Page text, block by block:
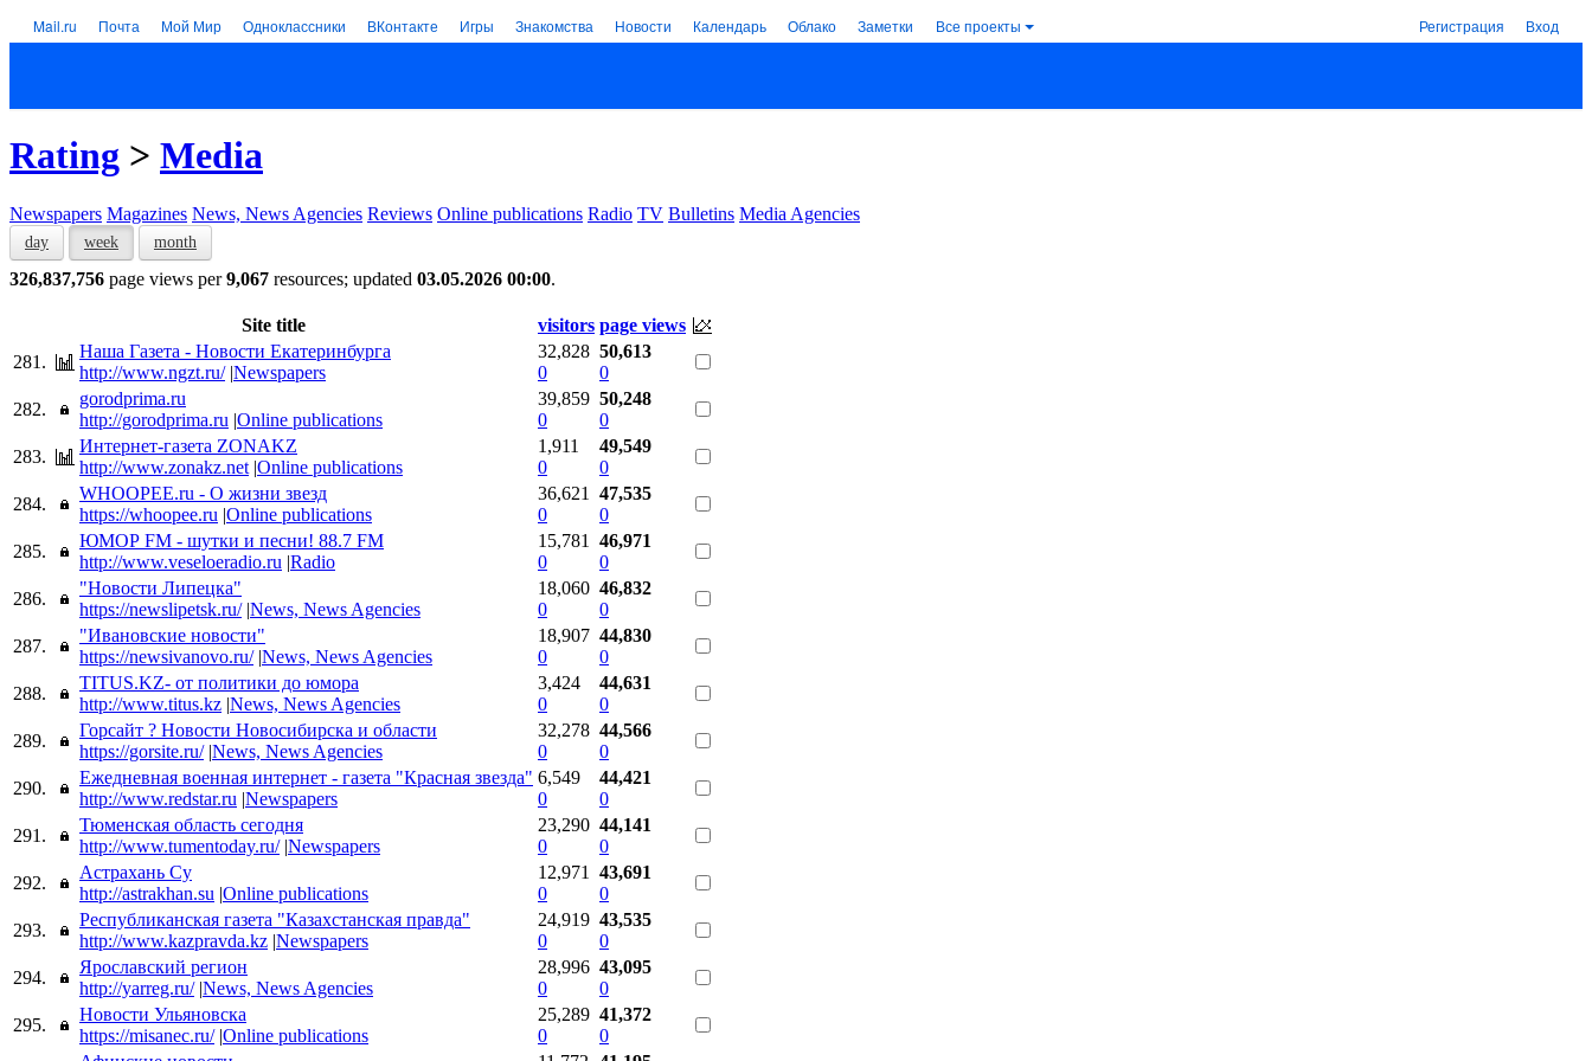
Mail.ru Почта Мой Мир Одноклассники ВКонтакте Игры Знакомства Новости Календарь Облако Заметки Все проекты Регистрация Вход
Rating > Media
Newspapers Magazines News, News Agencies Reviews Online publications Radio TV Bulletins Media Agencies
day week month
326,837,756 page views per9,067 resources; updated 03.05.2026 00:00.
Site title visitors page views
281.
Наша Газета - Новости Екатеринбурга
http://www.ngzt.ru/ |Newspapers
32,828
0
50,613
0
282.
gorodprima.ru
http://gorodprima.ru |Online publications
39,859
0
50,248
0
283.
Интернет-газета ZONAKZ
http://www.zonakz.net |Online publications
1,911
0
49,549
0
284.
WHOOPEE.ru - О жизни звезд
https://whoopee.ru |Online publications
36,621
0
47,535
0
285.
ЮМОР FM - шутки и песни! 88.7 FM
http://www.veseloeradio.ru |Radio
15,781
0
46,971
0
286.
"Новости Липецка"
https://newslipetsk.ru/ |News, News Agencies
18,060
0
46,832
0
287.
"Ивановские новости"
https://newsivanovo.ru/ |News, News Agencies
18,907
0
44,830
0
288.
TITUS.KZ- от политики до юмора
http://www.titus.kz |News, News Agencies
3,424
0
44,631
0
289.
Горсайт ? Новости Новосибирска и области
https://gorsite.ru/ |News, News Agencies
32,278
0
44,566
0
290.
Ежедневная военная интернет - газета "Красная звезда"
http://www.redstar.ru |Newspapers
6,549
0
44,421
0
291.
Тюменская область сегодня
http://www.tumentoday.ru/ |Newspapers
23,290
0
44,141
0
292.
Астрахань Су
http://astrakhan.su |Online publications
12,971
0
43,691
0
293.
Республиканская газета "Казахстанская правда"
http://www.kazpravda.kz |Newspapers
24,919
0
43,535
0
294.
Ярославский регион
http://yarreg.ru/ |News, News Agencies
28,996
0
43,095
0
295.
Новости Ульяновска
https://misanec.ru/ |Online publications
25,289
0
41,372
0